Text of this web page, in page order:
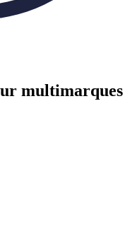
multimarques